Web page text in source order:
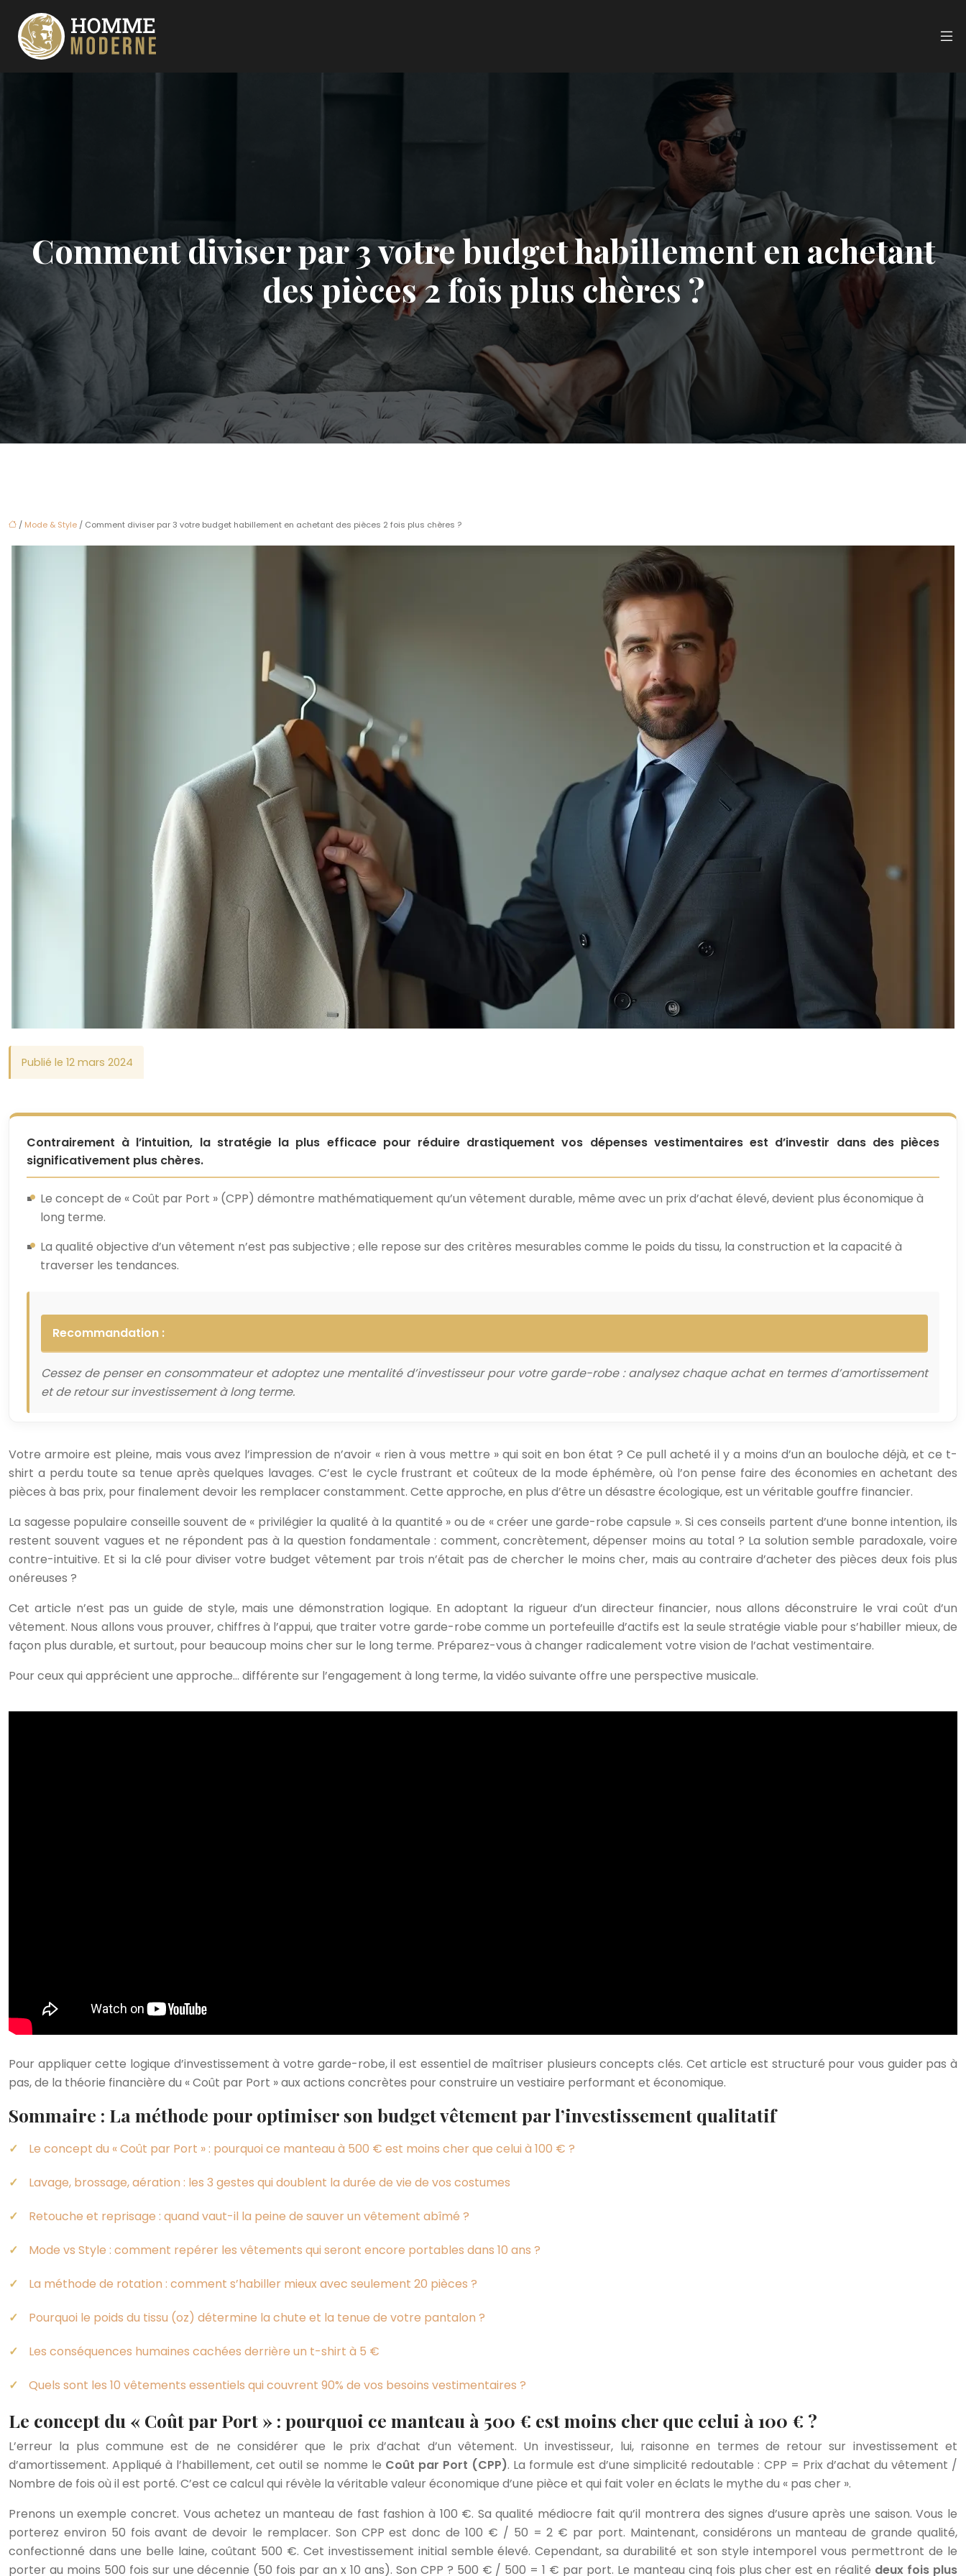
Comment diviser par 3 votre budget habillement en achetant
des pièces 2 fois plus chères ?
/ Mode & Style / Comment diviser par 3 votre budget habillement en achetant des pièces 2 fois plus chères ?
Publié le 12 mars 2024
Contrairement à l’intuition, la stratégie la plus efficace pour réduire drastiquement vos dépenses vestimentaires est d’investir dans des pièces
significativement plus chères.
Le concept de « Coût par Port » (CPP) démontre mathématiquement qu’un vêtement durable, même avec un prix d’achat élevé, devient plus économique à
long terme.
La qualité objective d’un vêtement n’est pas subjective ; elle repose sur des critères mesurables comme le poids du tissu, la construction et la capacité à
traverser les tendances.
Recommandation :
Cessez de penser en consommateur et adoptez une mentalité d’investisseur pour votre garde-robe : analysez chaque achat en termes d’amortissement
et de retour sur investissement à long terme.
Votre armoire est pleine, mais vous avez l’impression de n’avoir « rien à vous mettre » qui soit en bon état ? Ce pull acheté il y a moins d’un an bouloche déjà, et ce t-
shirt a perdu toute sa tenue après quelques lavages. C’est le cycle frustrant et coûteux de la mode éphémère, où l’on pense faire des économies en achetant des
pièces à bas prix, pour finalement devoir les remplacer constamment. Cette approche, en plus d’être un désastre écologique, est un véritable gouffre financier.
La sagesse populaire conseille souvent de « privilégier la qualité à la quantité » ou de « créer une garde-robe capsule ». Si ces conseils partent d’une bonne intention, ils
restent souvent vagues et ne répondent pas à la question fondamentale : comment, concrètement, dépenser moins au total ? La solution semble paradoxale, voire
contre-intuitive. Et si la clé pour diviser votre budget vêtement par trois n’était pas de chercher le moins cher, mais au contraire d’acheter des pièces deux fois plus
onéreuses ?
Cet article n’est pas un guide de style, mais une démonstration logique. En adoptant la rigueur d’un directeur financier, nous allons déconstruire le vrai coût d’un
vêtement. Nous allons vous prouver, chiffres à l’appui, que traiter votre garde-robe comme un portefeuille d’actifs est la seule stratégie viable pour s’habiller mieux, de
façon plus durable, et surtout, pour beaucoup moins cher sur le long terme. Préparez-vous à changer radicalement votre vision de l’achat vestimentaire.
Pour ceux qui apprécient une approche… différente sur l’engagement à long terme, la vidéo suivante offre une perspective musicale.
Pour appliquer cette logique d’investissement à votre garde-robe, il est essentiel de maîtriser plusieurs concepts clés. Cet article est structuré pour vous guider pas à
pas, de la théorie financière du « Coût par Port » aux actions concrètes pour construire un vestiaire performant et économique.
Sommaire : La méthode pour optimiser son budget vêtement par l’investissement qualitatif
Le concept du « Coût par Port » : pourquoi ce manteau à 500 € est moins cher que celui à 100 € ?
Lavage, brossage, aération : les 3 gestes qui doublent la durée de vie de vos costumes
Retouche et reprisage : quand vaut-il la peine de sauver un vêtement abîmé ?
Mode vs Style : comment repérer les vêtements qui seront encore portables dans 10 ans ?
La méthode de rotation : comment s’habiller mieux avec seulement 20 pièces ?
Pourquoi le poids du tissu (oz) détermine la chute et la tenue de votre pantalon ?
Les conséquences humaines cachées derrière un t-shirt à 5 €
Quels sont les 10 vêtements essentiels qui couvrent 90% de vos besoins vestimentaires ?
Le concept du « Coût par Port » : pourquoi ce manteau à 500 € est moins cher que celui à 100 € ?
L’erreur la plus commune est de ne considérer que le prix d’achat d’un vêtement. Un investisseur, lui, raisonne en termes de retour sur investissement et
d’amortissement. Appliqué à l’habillement, cet outil se nomme le Coût par Port (CPP). La formule est d’une simplicité redoutable : CPP = Prix d’achat du vêtement /
Nombre de fois où il est porté. C’est ce calcul qui révèle la véritable valeur économique d’une pièce et qui fait voler en éclats le mythe du « pas cher ».
Prenons un exemple concret. Vous achetez un manteau de fast fashion à 100 €. Sa qualité médiocre fait qu’il montrera des signes d’usure après une saison. Vous le
porterez environ 50 fois avant de devoir le remplacer. Son CPP est donc de 100 € / 50 = 2 € par port. Maintenant, considérons un manteau de grande qualité,
confectionné dans une belle laine, coûtant 500 €. Cet investissement initial semble élevé. Cependant, sa durabilité et son style intemporel vous permettront de le
porter au moins 500 fois sur une décennie (50 fois par an x 10 ans). Son CPP ? 500 € / 500 = 1 € par port. Le manteau cinq fois plus cher est en réalité deux fois plus